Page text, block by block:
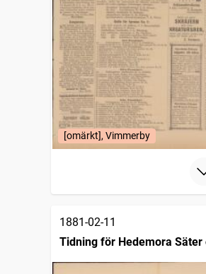
[omärkt], Vimmerby
1881-02-11
Tidning för Hedemora Säter
Avesta eller södra Dalarnes